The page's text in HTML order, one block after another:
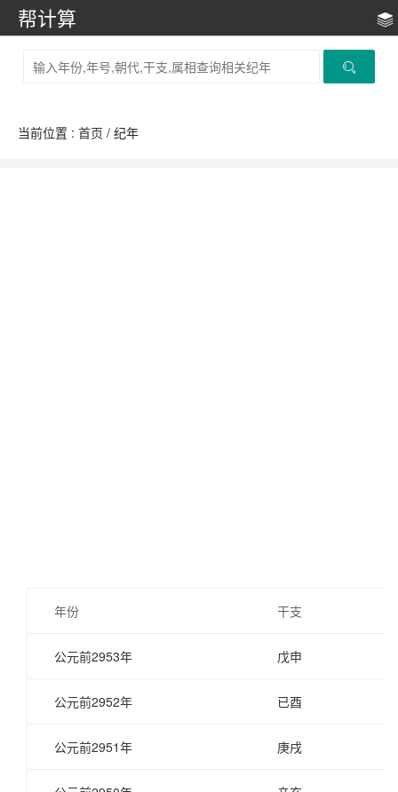
帮计算
当前位置 : 首页 / 纪年
年份 干支
公元前2953年 戊申
公元前2952年 已酉
公元前2951年 庚戌